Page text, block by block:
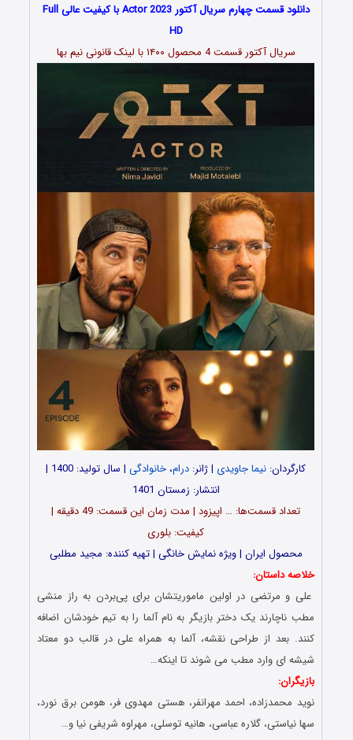
دانلود قسمت چهارم سریال آکتور Actor 2023 با کیفیت عالی Full
HD
سریال آکتور قسمت 4 محصول ۱۴۰۰ با لینک قانونی نیم بها
کارگردان: نیما جاویدی | ژانر: درام، خانوادگی
| سال تولید: 1400 |
انتشار: زمستان 1401
تعداد قسمت‌ها: … اپیزود | مدت زمان این قسمت: 49 دقیقه |
کیفیت: بلوری
محصول ایران | ویژه نمایش خانگی | تهیه کننده: مجید مطلبی
خلاصه داستان:
علی و مرتضی در اولین ماموریتشان برای پی‌بردن به راز منشی
مطب ناچارند یک دختر بازیگر به نام آلما را به تیم خودشان اضافه
کنند. بعد از طراحی نقشه، آلما به همراه علی در قالب دو معتاد
شیشه ای وارد مطب می شوند تا اینکه…
بازیگران:
نوید محمدزاده، احمد مهرانفر، هستی مهدوی فر، هومن برق نورد،
سها نیاستی، گلاره عباسی، هانیه توسلی، مهراوه شریفی نیا و…